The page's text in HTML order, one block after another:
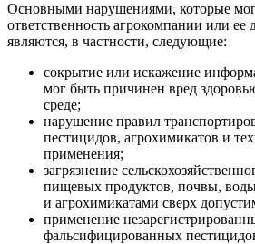
Основными нарушениями, которые
ответственность агрокомпании или
являются, в частности, следующие:
сокрытие или искажение
мог быть причинен вред
среде;
нарушение правил
пестицидов, агрохимикатов и
применения;
загрязнение
пищевых продуктов, почвы,
и агрохимикатами сверх
применение
фальсифицированных